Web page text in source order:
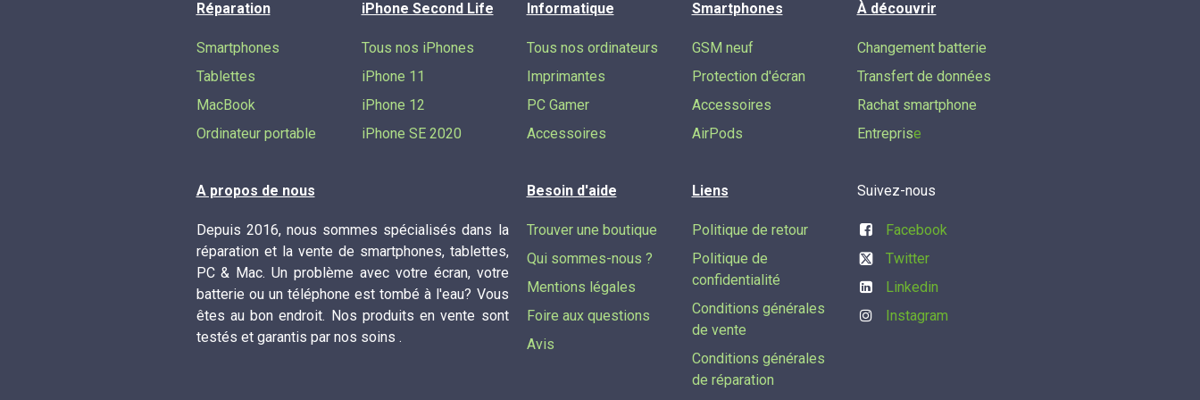
A propos de nous
Depuis 2016, nous sommes spécialisés dans la
réparation et la vente de smartphones, tablettes,
PC & Mac. Un problème avec votre écran, votre
batterie ou un téléphone est tombé à l'eau? Vous
êtes au bon endroit. Nos produits en vente sont
testés et garantis par nos soins .
Réparation
Smartphones
Tablettes
MacBook
Ordinateur portable
Informatique
Tous nos ordinateurs
Imprimantes
PC Gamer
Accessoires
Smartphones
GSM neuf
Protection d'écran
Accessoires
AirPods
À découvrir
Changement batterie
Transfert de données​
Rachat smartphone
Entreprise
iPhone Second Life
Tous nos iPhones
iPhone 11
iPhone 12
iPhone SE 2020
Besoin d'aide
Trouver une boutique
Qui sommes-nous ?
Mentions légales
Foire aux questions
Avis
Liens
Politique de retour
Politique de
confidentialité
Conditions générales
de vente
Conditions générales
de réparation
Suivez-nous
Facebook
Twitter
Linkedin
Instagram